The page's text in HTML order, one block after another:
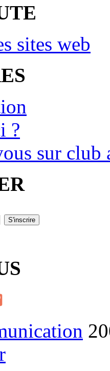
sites web
?
sur